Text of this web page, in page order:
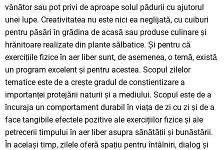
vânător sau pot privi de aproape solul pădurii cu ajutorul
unei lupe. Creativitatea nu este nici ea neglijată, cu cuiburi
pentru păsări în grădina de acasă sau produse culinare și
hrănitoare realizate din plante sălbatice. Și pentru că
exercițiile fizice în aer liber sunt, de asemenea, o temă, există
un program excelent și pentru acestea. Scopul zilelor
tematice este de a crește gradul de conștientizare a
importanței protejării naturii și a mediului. Scopul este de a
încuraja un comportament durabil în viața de zi cu zi și de a
face tangibile efectele pozitive ale exercițiilor fizice și ale
petrecerii timpului în aer liber asupra sănătății și bunăstării.
În același timp, zilele oferă spațiu pentru întâlniri, dialog și